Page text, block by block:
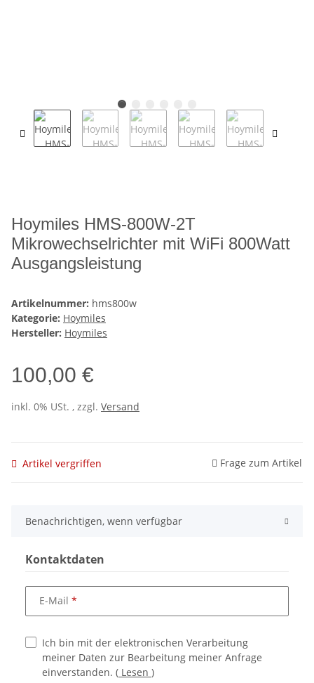
Hoymiles HMS-800W-2T
Mikrowechselrichter mit WiFi 800Watt
Ausgangsleistung
Artikelnummer: hms800w
Kategorie: Hoymiles
Hersteller: Hoymiles
100,00 €
inkl. 0% USt. , zzgl. Versand
Artikel vergriffen Frage zum Artikel
Benachrichtigen, wenn verfügbar
Kontaktdaten
E-Mail
Ich bin mit der elektronischen Verarbeitung
meiner Daten zur Bearbeitung meiner Anfrage
einverstanden. ( Lesen )